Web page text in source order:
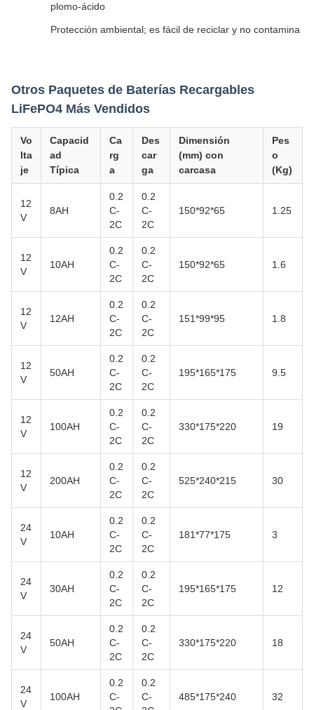
plomo-ácido
Protección ambiental; es fácil de reciclar y no contamina
Otros Paquetes de Baterías Recargables
LiFePO4 Más Vendidos
Vo
lta
je
Capacid
ad
Típica
Ca
rg
a
Des
car
ga
Dimensión
(mm) con
carcasa
Pes
o
(Kg)
12
V
8AH
0.2
C-
2C
0.2
C-
2C
150*92*65 1.25
12
V
10AH
0.2
C-
2C
0.2
C-
2C
150*92*65 1.6
12
V
12AH
0.2
C-
2C
0.2
C-
2C
151*99*95 1.8
12
V
50AH
0.2
C-
2C
0.2
C-
2C
195*165*175 9.5
12
V
100AH
0.2
C-
2C
0.2
C-
2C
330*175*220 19
12
V
200AH
0.2
C-
2C
0.2
C-
2C
525*240*215 30
24
V
10AH
0.2
C-
2C
0.2
C-
2C
181*77*175 3
24
V
30AH
0.2
C-
2C
0.2
C-
2C
195*165*175 12
24
V
50AH
0.2
C-
2C
0.2
C-
2C
330*175*220 18
24
V
100AH
0.2
C-
0.2
C-
485*175*240 32